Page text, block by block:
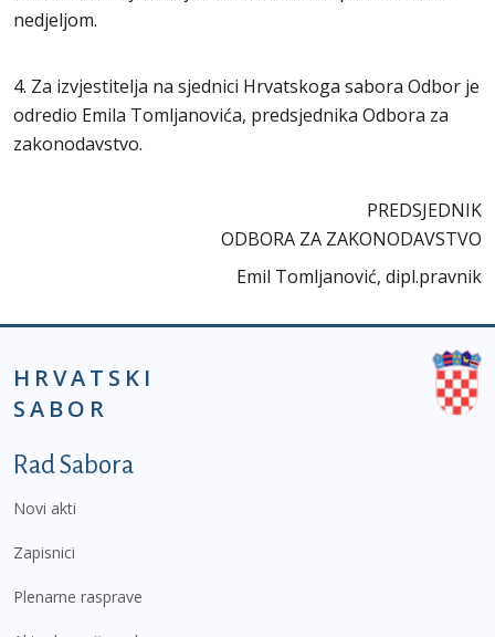
nedjeljom.
4. Za izvjestitelja na sjednici Hrvatskoga sabora Odbor je
odredio Emila Tomljanovića, predsjednika Odbora za
zakonodavstvo.
PREDSJEDNIK
ODBORA ZA ZAKONODAVSTVO
Emil Tomljanović, dipl.pravnik
HRVATSKI
SABOR
Podnožje prvi izbornik
Rad Sabora
Novi akti
Zapisnici
Plenarne rasprave